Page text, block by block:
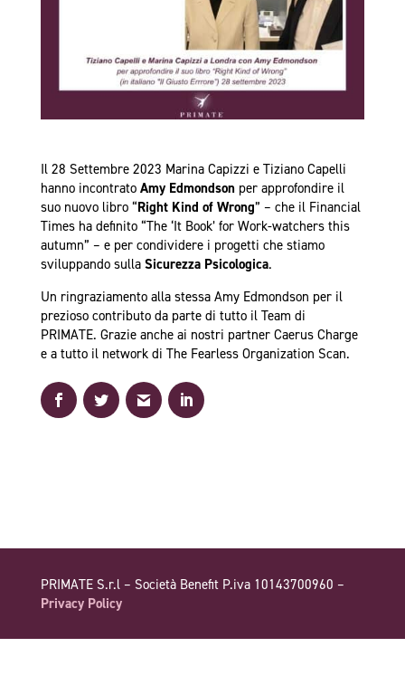
Il 28 Settembre 2023 Marina Capizzi e Tiziano Capelli
hanno incontrato Amy Edmondsonper approfondire il
suo nuovo libro “Right Kind of Wrong” – che il Financial
Times ha definito “The ‘It Book’ for Work-watchers this
autumn” – e per condividere i progetti che stiamo
sviluppando sulla Sicurezza Psicologica.
Un ringraziamento alla stessa Amy Edmondson per il
prezioso contributo da parte di tutto il Team di
PRIMATE. Grazie anche ai nostri partner Caerus Charge
e a tutto il network di The Fearless Organization Scan.
PRIMATE S.r.l – Società Benefit P.iva 10143700960 –
Privacy Policy